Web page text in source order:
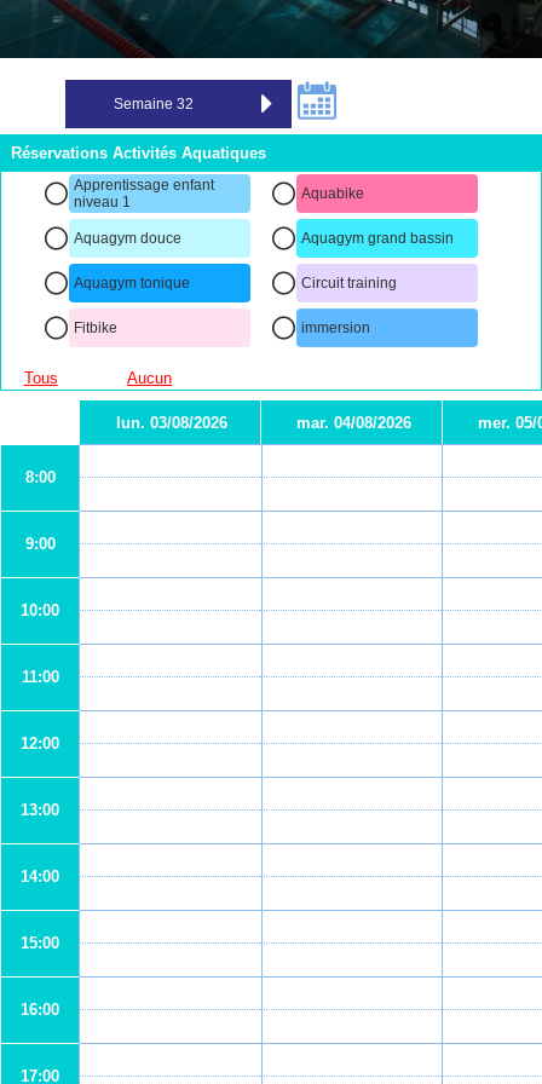
Réservations Activités Aquatiques
Apprentissage enfant
niveau 1
Aquabike
Aquagym douce Aquagym grand bassin
Aquagym tonique Circuit training
Fitbike immersion
Tous Aucun
lun. 03/08/2026 mar. 04/08/2026 mer. 05/
8:00
9:00
10:00
11:00
12:00
13:00
14:00
15:00
16:00
17:00